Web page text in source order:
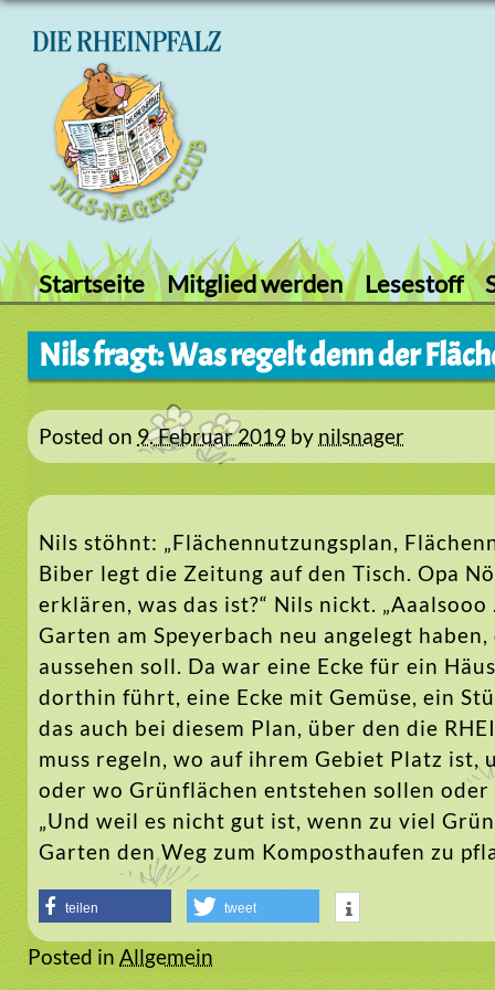
Skip
Startseite Mitglied werden Lesestoff
Nils fragt: Was regelt denn der
Posted on 9. Februar 2019 by nilsnager
Nils stöhnt: „Flächennutzungsplan,
Biber legt die Zeitung auf den Tisch. Opa
erklären, was das ist?“ Nils nickt.
Garten am Speyerbach neu angelegt
aussehen soll. Da war eine Ecke für ein
dorthin führt, eine Ecke mit Gemüse, ein
das auch bei diesem Plan, über den die
muss regeln, wo auf ihrem Gebiet Platz ist,
oder wo Grünflächen entstehen sollen
„Und weil es nicht gut ist, wenn zu viel
Garten den Weg zum Komposthaufen zu
teilen tweet
Posted in Allgemein